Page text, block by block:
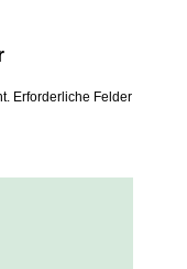
Erforderliche Felder